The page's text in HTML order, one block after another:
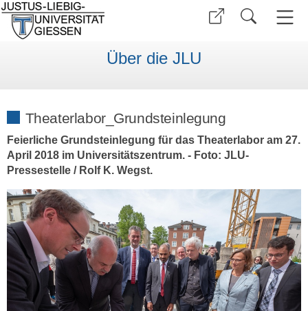
Über die JLU
Theaterlabor_Grundsteinlegung
Feierliche Grundsteinlegung für das Theaterlabor am 27.
April 2018 im Universitätszentrum. - Foto: JLU-
Pressestelle / Rolf K. Wegst.